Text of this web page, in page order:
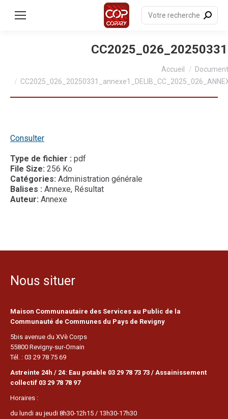
principal
Recherche
:
Accueil
Document
Consulter
Type de fichier : pdf
File Size: 256 Ko
Catégories: Administration générale
Balises : Annexe, Résultat
Auteur: Annexe
Nous situer
Maison Communautaire des Services au Public de la
Communauté de Communes du Pays de Revigny
5bis avenue du XVè Corps
55800 Revigny-sur-Ornain
Tél. : 03 29 78 75 69
Astreinte 24h / 24: Eau potable 03 29 78 73 73 / Assainissement
collectif 03 29 78 78 97
Horaires :
du lundi au jeudi 8h30-12h15 / 13h30-17h30